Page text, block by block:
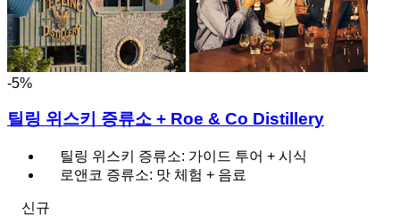
-5%
틸링 위스키 증류소 + Roe & Co Distillery
틸링 위스키 증류소: 가이드 투어 + 시식
로앤코 증류소: 맛 체험 + 음료
신규